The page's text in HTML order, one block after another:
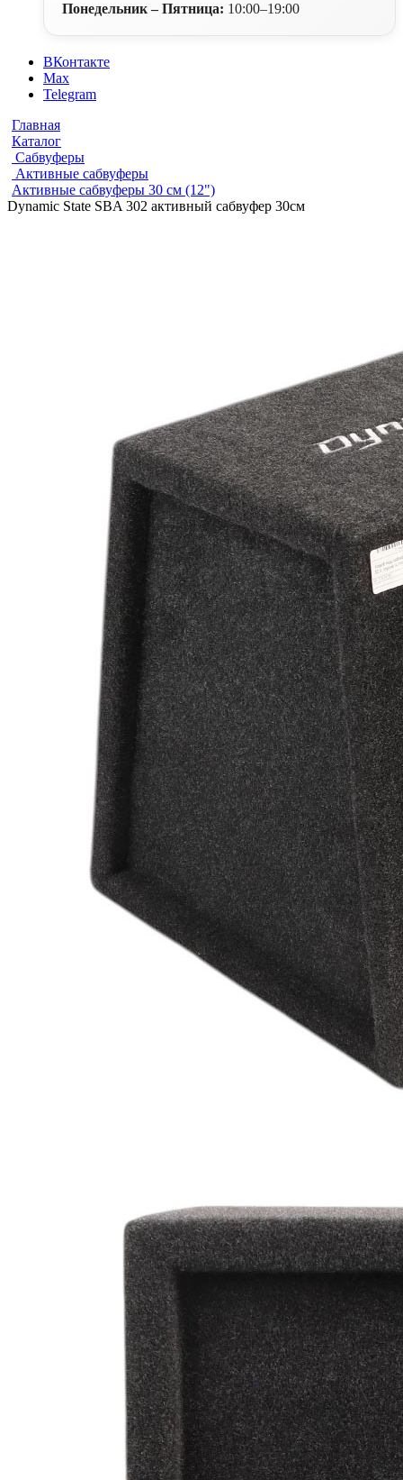
Понедельник – Пятница: 10:00–19:00
ВКонтакте
Max
Telegram
Главная
Каталог
Сабвуферы
Активные сабвуферы
Активные сабвуферы 30 см (12")
Dynamic State SBA 302 активный сабвуфер 30см